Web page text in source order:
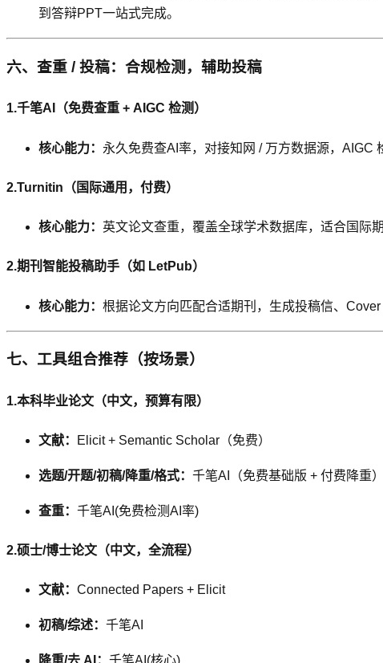
到答辩PPT一站式完成。
六、查重 / 投稿：合规检测，辅助投稿
1.千笔AI（免费查重 + AIGC 检测）
核心能力： 永久免费查AI率，对接知网 / 万方数据源，AIGC
2.Turnitin（国际通用，付费）
核心能力： 英文论文查重，覆盖全球学术数据库，适合国际
2.期刊智能投稿助手（如 LetPub）
核心能力： 根据论文方向匹配合适期刊，生成投稿信、
七、工具组合推荐（按场景）
1.本科毕业论文（中文，预算有限）
文献： Elicit + Semantic Scholar（免费）
选题/开题/初稿/降重/格式： 千笔AI（免费基础版 + 付费降重）
查重： 千笔AI(免费检测AI率)
2.硕士/博士论文（中文，全流程）
文献： Connected Papers + Elicit
初稿/综述： 千笔AI